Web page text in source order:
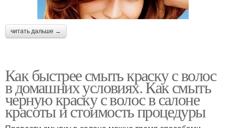
читать дальше →
Как быстрее смыть краску с волос
в домашних условиях. Как смыть
черную краску с волос в салоне
красоты и стоимость процедуры